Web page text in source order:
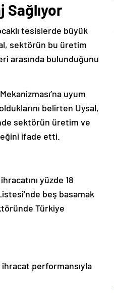
Sağlıyor
tesislerde büyük
sektörün bu üretim
arasında bulunduğunu
uyum
belirten Uysal,
sektörün üretim ve
ifade etti.
yüzde 18
beş basamak
Türkiye
performansıyla